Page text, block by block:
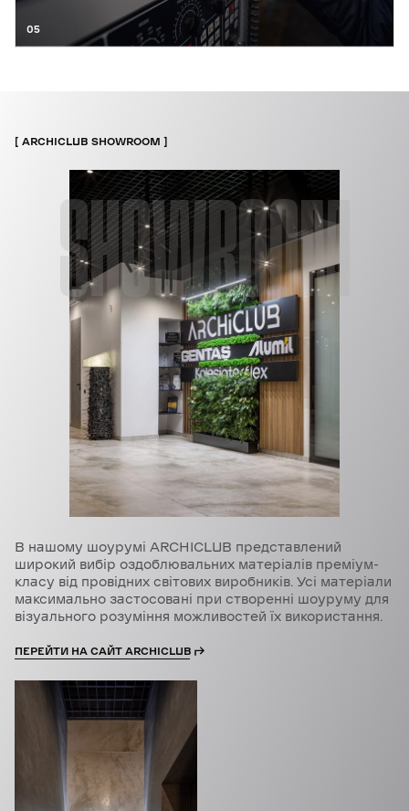
05
SHOWROOM
ARCHICLUB SHOWROOM
В нашому шоурумі ARCHICLUB представлений
широкий вибір оздоблювальних матеріалів преміум-
класу від провідних світових виробників. Усі матеріали
максимально застосовані при створенні шоуруму для
візуального розуміння можливостей їх використання.
ПЕРЕЙТИ НА САЙТ ARCHICLUB